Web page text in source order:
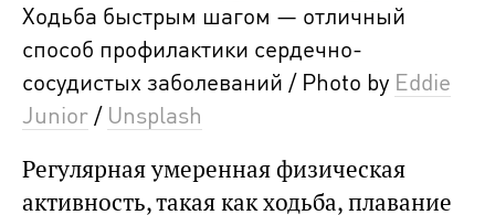
Ходьба быстрым шагом — отличный
способ профилактики сердечно-
сосудистых заболеваний / Photo by Eddie
Junior / Unsplash
Регулярная умеренная физическая
активность, такая как ходьба, плавание